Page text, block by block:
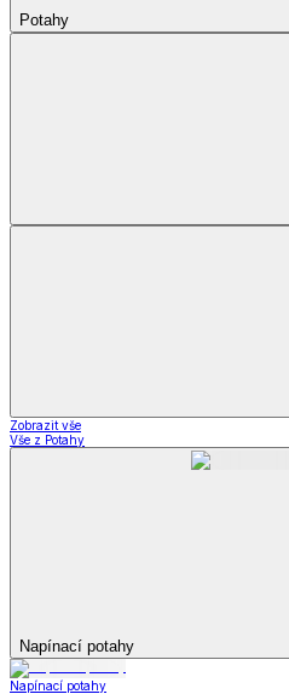
Potahy
Zobrazit vše
Vše z Potahy
Napínací potahy
Napínací potahy